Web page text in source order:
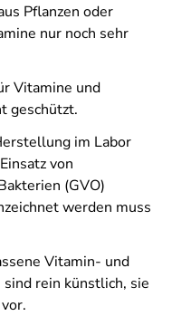
Pflanzen oder
nur noch sehr
Vitamine und
geschützt.
im Labor
von
(GVO)
werden muss
Vitamin- und
rein künstlich, sie